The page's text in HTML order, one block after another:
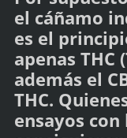
el cáñamo
es el
apenas
además el
THC.
ensayos